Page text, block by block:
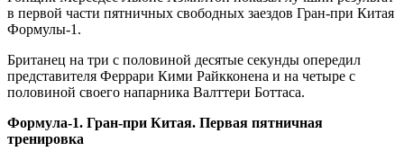
в первой части пятничных свободных заездов Гран-при Китая
Формулы-1.
Британец на три с половиной десятые секунды опередил
представителя Феррари Кими Райкконена и на четыре с
половиной своего напарника Валттери Боттаса.
Формула-1. Гран-при Китая. Первая пятничная
тренировка